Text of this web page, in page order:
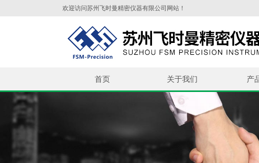
欢迎访问苏州飞时曼精密仪器有限公司网站！
首页 关于我们 产